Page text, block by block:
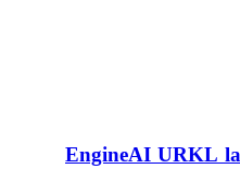
EngineAI URKL